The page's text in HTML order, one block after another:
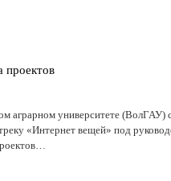
проектов
аграрном университете (ВолГАУ)
«Интернет вещей» под